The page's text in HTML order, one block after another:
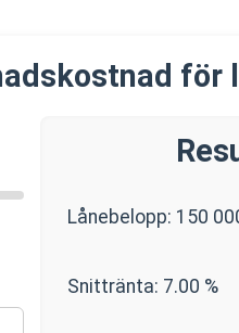
för
Lånebelopp: 150
Snittränta: 7.00 %